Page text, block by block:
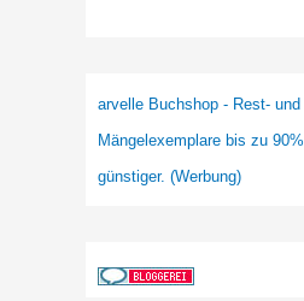
arvelle Buchshop - Rest- und
Mängelexemplare bis zu 90%
günstiger. (Werbung)